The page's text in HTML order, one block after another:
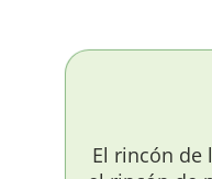
El rincón de